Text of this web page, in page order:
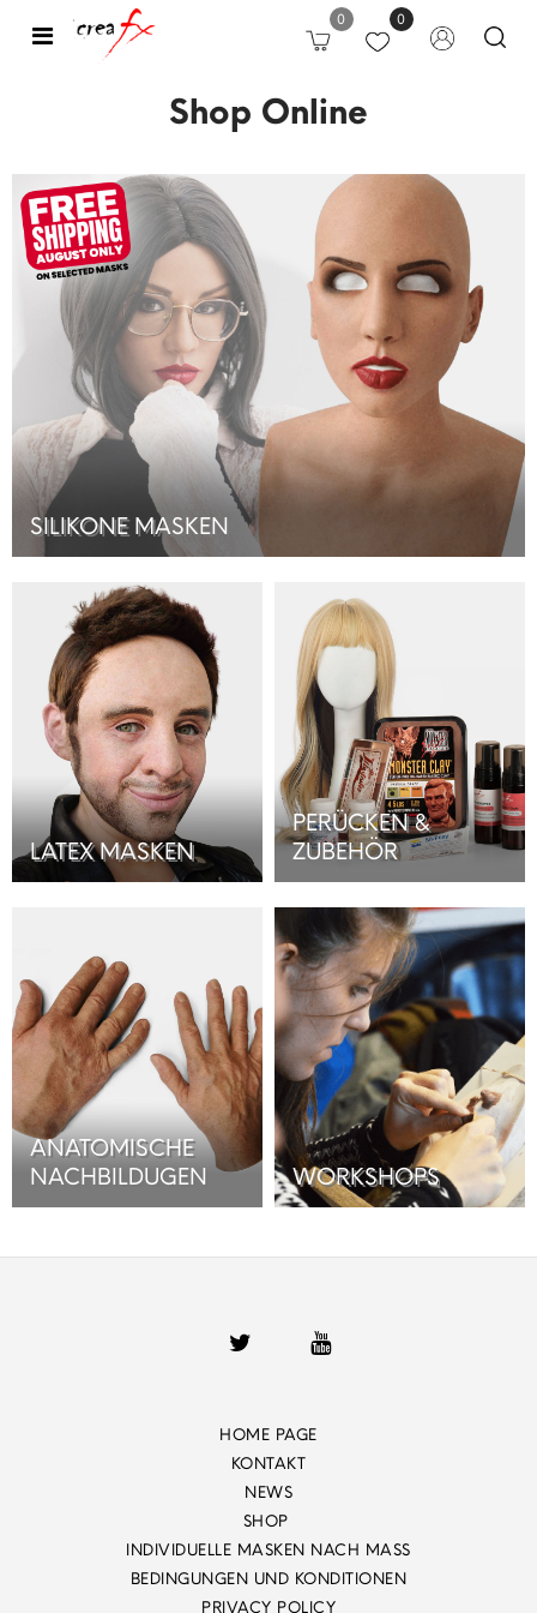
Open 0 0
Shop Online
SILIKONE MASKEN
LATEX MASKEN
PERÜCKEN &
ZUBEHÖR
ANATOMISCHE
NACHBILDUGEN
WORKSHOPS
HOME PAGE
KONTAKT
NEWS
SHOP
INDIVIDUELLE MASKEN NACH MASS
BEDINGUNGEN UND KONDITIONEN
PRIVACY POLICY